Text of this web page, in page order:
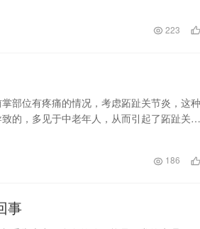
223
部位有疼痛的情况，考虑跖趾关节炎，这种
的，多见于中老年人，从而引起了跖趾关节
186
事